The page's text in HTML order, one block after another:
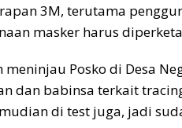
3M, terutama
masker harus
meninjau Posko di Desa
dan babinsa terkait
di test juga, jadi